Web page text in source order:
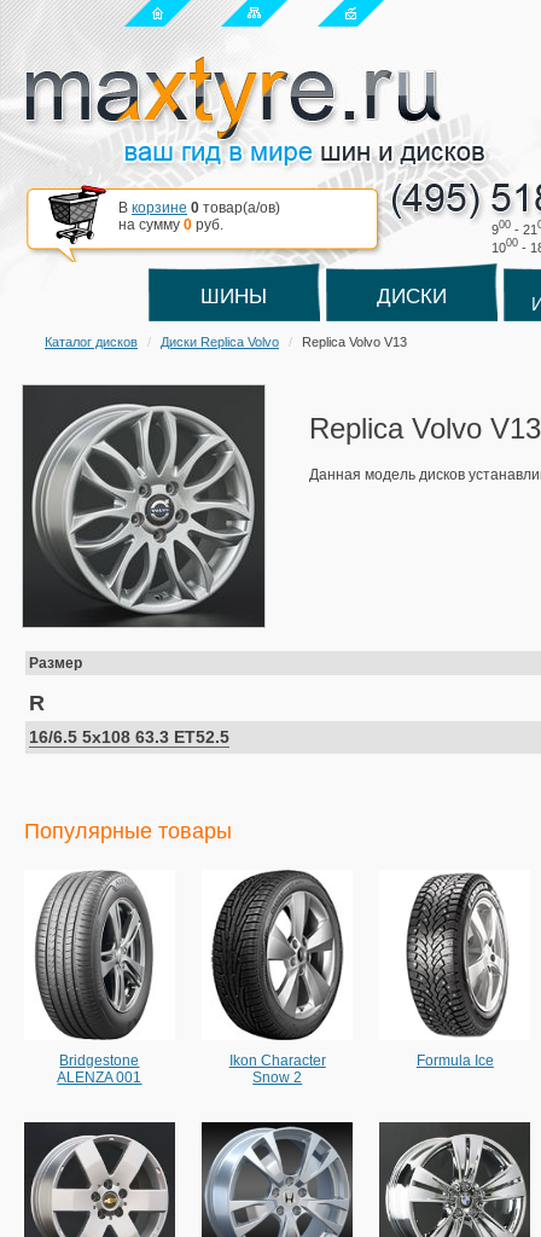
900 - 21
1000 -
В корзине 0 товар(a/ов)
на сумму 0 руб.
ШИНЫ ДИСКИ
Каталог дисков Диски Replica Volvo Replica Volvo V13
Replica Volvo V13
Данная модель дисков
Размер
R
16/6.5 5x108 63.3 ET52.5
Популярные товары
Bridgestone
ALENZA 001
Ikon Character
Snow 2
Formula Ice